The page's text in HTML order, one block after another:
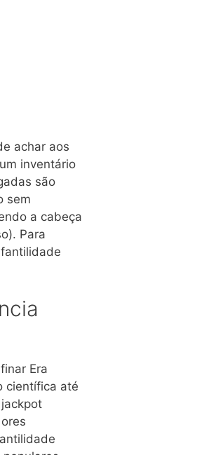
achar aos
inventário
são
sem
a cabeça
Para
Era
científica até